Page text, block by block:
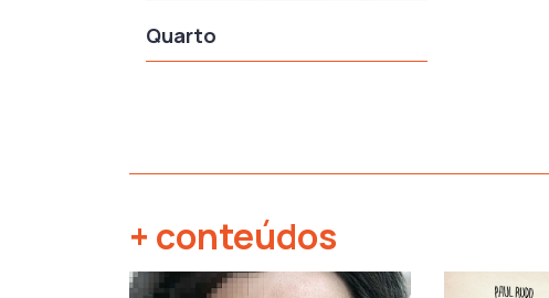
Quarto
+ conteúdos